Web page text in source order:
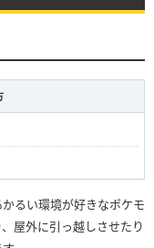
るい環境が好きなポケモ
屋外に引っ越しさせたり